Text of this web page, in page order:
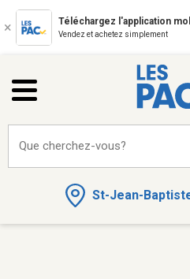
Téléchargez l'application
Vendez et achetez simplement
St-Jean-
Que cherchez-vous?